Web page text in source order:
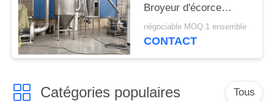
Broyeur d'écorce
d'Albizia
négociable MOQ:1 ensemble
CONTACT
Catégories populaires Tous